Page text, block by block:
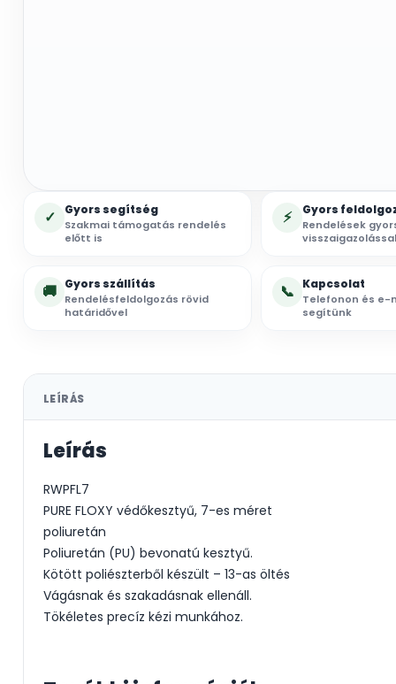
✓ Gyors segítség
Szakmai támogatás rendelés
előtt is
⚡ Gyors
Rendelések
visszaigazolással
🚚 Gyors szállítás
Rendelésfeldolgozás rövid
határidővel
📞 Kapcsolat
Telefonon és e-
segítünk
LEÍRÁS
Leírás
RWPFL7
PURE FLOXY védőkesztyű, 7-es méret
poliuretán
Poliuretán (PU) bevonatú kesztyű.
Kötött poliészterből készült – 13-as öltés
Vágásnak és szakadásnak ellenáll.
Tökéletes precíz kézi munkához.